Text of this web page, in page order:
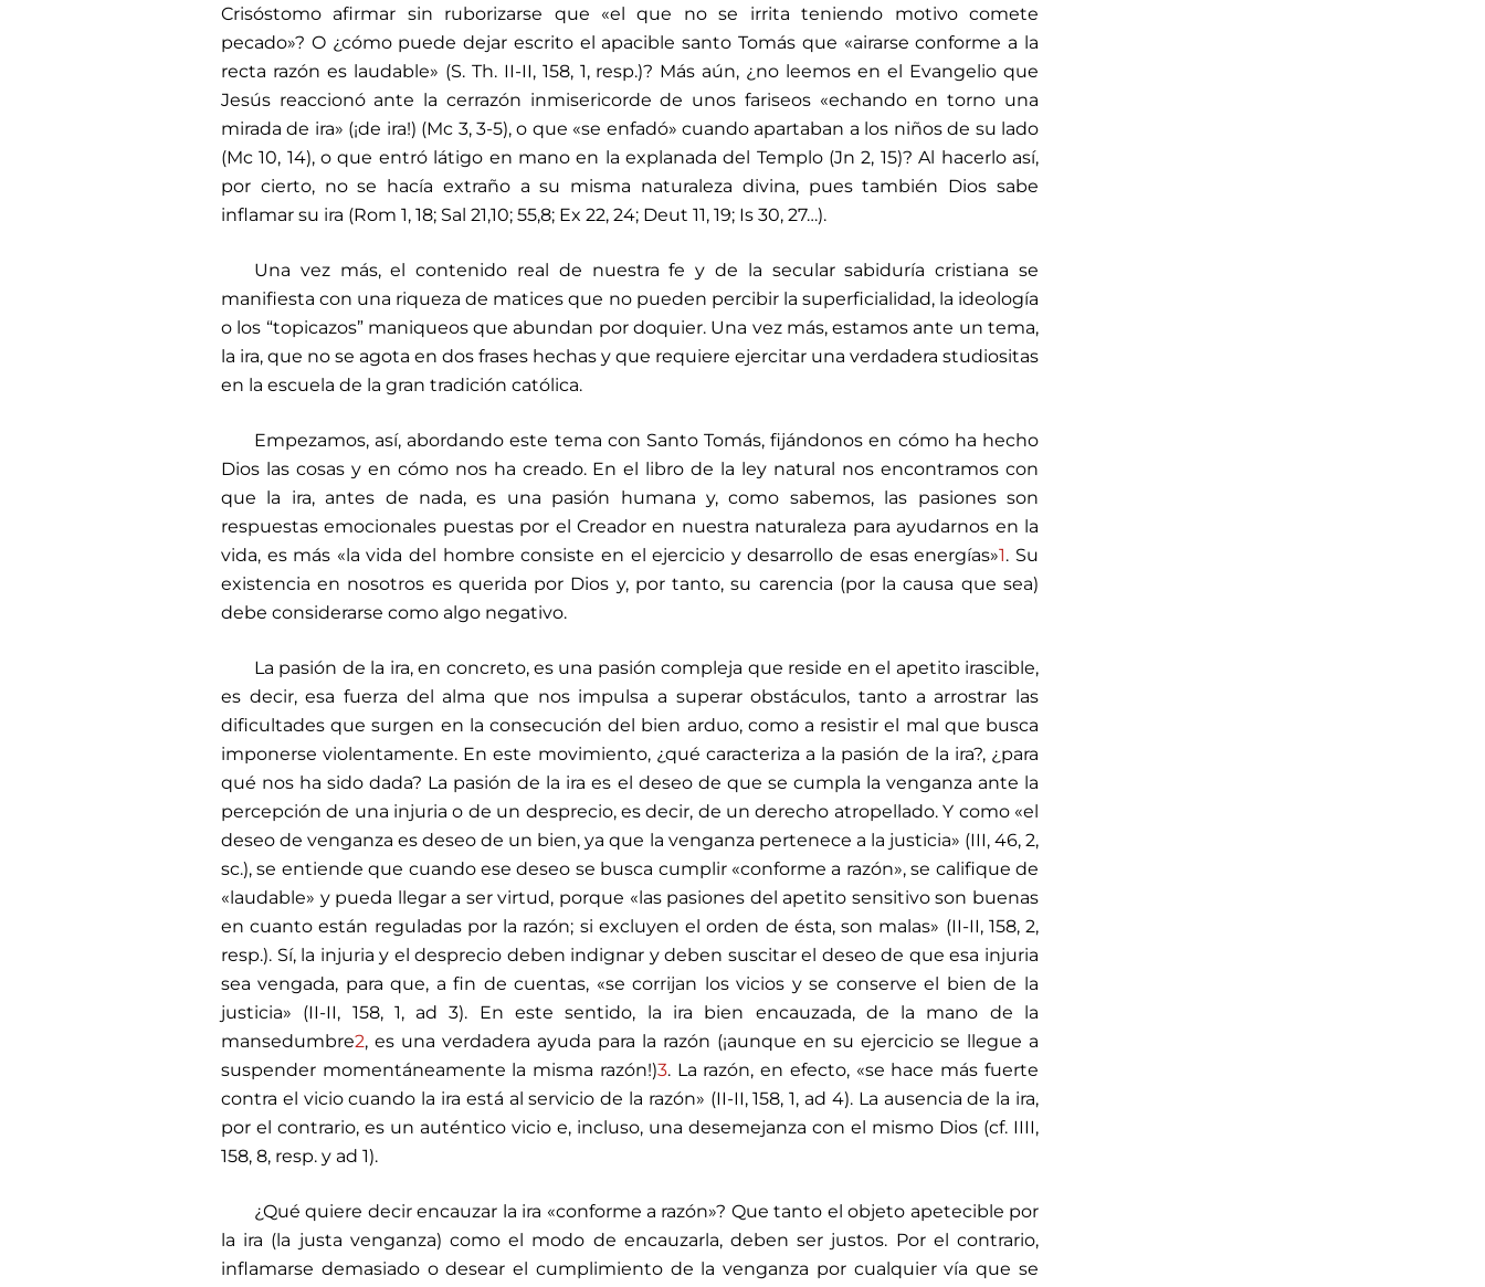
Crisóstomo afirmar sin ruborizarse que «el que no se irrita teniendo motivo comete
pecado»? O ¿cómo puede dejar escrito el apacible santo Tomás que «airarse conforme a la
recta razón es laudable» (S. Th. II-II, 158, 1, resp.)? Más aún, ¿no leemos en el Evangelio que
Jesús reaccionó ante la cerrazón inmisericorde de unos fariseos «echando en torno una
mirada de ira» (¡de ira!) (Mc 3, 3-5), o que «se enfadó» cuando apartaban a los niños de su lado
(Mc 10, 14), o que entró látigo en mano en la explanada del Templo (Jn 2, 15)? Al hacerlo así,
por cierto, no se hacía extraño a su misma naturaleza divina, pues también Dios sabe
inflamar su ira (Rom 1, 18; Sal 21,10; 55,8; Ex 22, 24; Deut 11, 19; Is 30, 27…).
Una vez más, el contenido real de nuestra fe y de la secular sabiduría cristiana se
manifiesta con una riqueza de matices que no pueden percibir la superficialidad, la ideología
o los “topicazos” maniqueos que abundan por doquier. Una vez más, estamos ante un tema,
la ira, que no se agota en dos frases hechas y que requiere ejercitar una verdadera studiositas
en la escuela de la gran tradición católica.
Empezamos, así, abordando este tema con Santo Tomás, fijándonos en cómo ha hecho
Dios las cosas y en cómo nos ha creado. En el libro de la ley natural nos encontramos con
que la ira, antes de nada, es una pasión humana y, como sabemos, las pasiones son
respuestas emocionales puestas por el Creador en nuestra naturaleza para ayudarnos en la
vida, es más «la vida del hombre consiste en el ejercicio y desarrollo de esas energías»1. Su
existencia en nosotros es querida por Dios y, por tanto, su carencia (por la causa que sea)
debe considerarse como algo negativo.
La pasión de la ira, en concreto, es una pasión compleja que reside en el apetito irascible,
es decir, esa fuerza del alma que nos impulsa a superar obstáculos, tanto a arrostrar las
dificultades que surgen en la consecución del bien arduo, como a resistir el mal que busca
imponerse violentamente. En este movimiento, ¿qué caracteriza a la pasión de la ira?, ¿para
qué nos ha sido dada? La pasión de la ira es el deseo de que se cumpla la venganza ante la
percepción de una injuria o de un desprecio, es decir, de un derecho atropellado. Y como «el
deseo de venganza es deseo de un bien, ya que la venganza pertenece a la justicia» (I­II, 46, 2,
sc.), se entiende que cuando ese deseo se busca cumplir «conforme a razón», se califique de
«laudable» y pueda llegar a ser virtud, porque «las pasiones del apetito sensitivo son buenas
en cuanto están reguladas por la razón; si excluyen el orden de ésta, son malas» (II-II, 158, 2,
resp.). Sí, la injuria y el desprecio deben indignar y deben suscitar el deseo de que esa injuria
sea vengada, para que, a fin de cuentas, «se corrijan los vicios y se conserve el bien de la
justicia» (II-II, 158, 1, ad 3). En este sentido, la ira bien encauzada, de la mano de la
mansedumbre2, es una verdadera ayuda para la razón (¡aunque en su ejercicio se llegue a
suspender momentáneamente la misma razón!)3. La razón, en efecto, «se hace más fuerte
contra el vicio cuando la ira está al servicio de la razón» (II-II, 158, 1, ad 4). La ausencia de la ira,
por el contrario, es un auténtico vicio e, incluso, una desemejanza con el mismo Dios (cf. II­II,
158, 8, resp. y ad 1).
¿Qué quiere decir encauzar la ira «conforme a razón»? Que tanto el objeto apetecible por
la ira (la justa venganza) como el modo de encauzarla, deben ser justos. Por el contrario,
inflamarse demasiado o desear el cumplimiento de la venganza por cualquier vía que se